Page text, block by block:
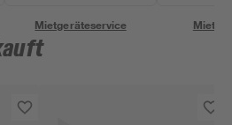
Mietgeräteservice